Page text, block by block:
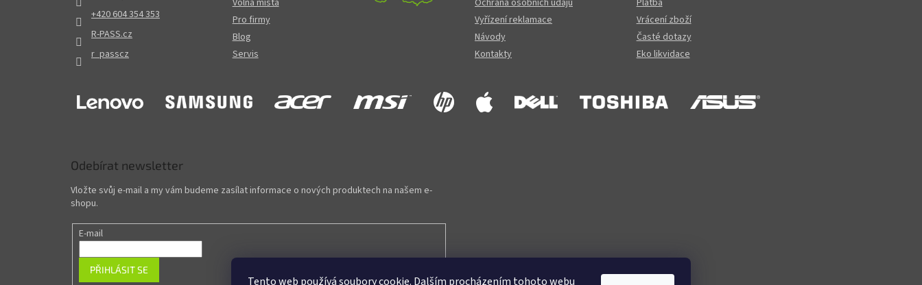
Tento web používá soubory cookie. Dalším procházením tohoto webu
+420 604 354 353
R-PASS.cz
r_passcz
Volná místa
Pro firmy
Blog
Servis
Ochrana osobních údajů
Vyřízení reklamace
Návody
Kontakty
Platba
Vrácení zboží
Časté dotazy
Eko likvidace
Odebírat newsletter
Vložte svůj e-mail a my vám budeme zasílat informace o nových produktech na našem e-
shopu.
E-mail
PŘIHLÁSIT SE